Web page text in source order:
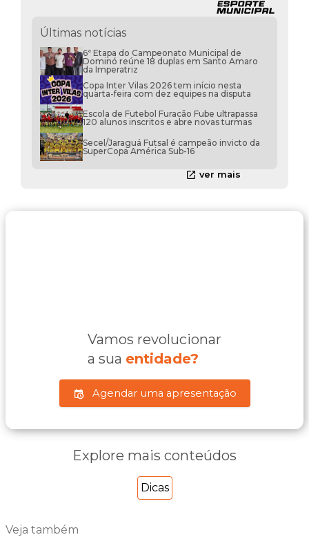
Últimas notícias
6ª Etapa do Campeonato Municipal de
Dominó reúne 18 duplas em Santo Amaro
da Imperatriz
Copa Inter Vilas 2026 tem início nesta
quarta-feira com dez equipes na disputa
Escola de Futebol Furacão Fube ultrapassa
120 alunos inscritos e abre novas turmas
Secel/Jaraguá Futsal é campeão invicto da
SuperCopa América Sub-16
ver mais
Vamos revolucionar
a sua entidade?
Agendar uma apresentação
Explore mais conteúdos
Dicas
Veja também